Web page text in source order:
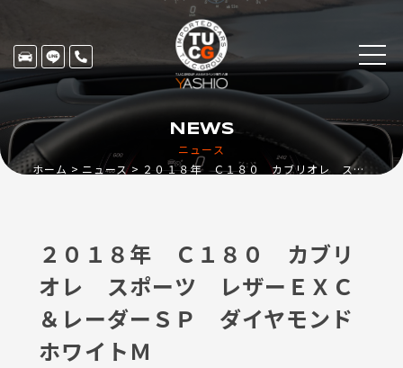
ニュース
NEWS
ホーム ニュース ２０１８年 Ｃ１８０ カブリオレ スポーツ レザーＥＸＣ＆レーダーＳＰ ダイヤモンドホワイトＭ
２０１８年 Ｃ１８０ カブリ
オレ スポーツ レザーＥＸＣ
＆レーダーＳＰ ダイヤモンド
ホワイトＭ